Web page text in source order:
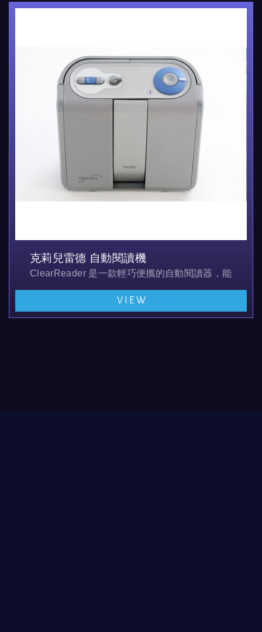
克莉兒雷德 自動閱讀機
ClearReader 是一款輕巧便攜的自動閱讀器，能真正
VIEW